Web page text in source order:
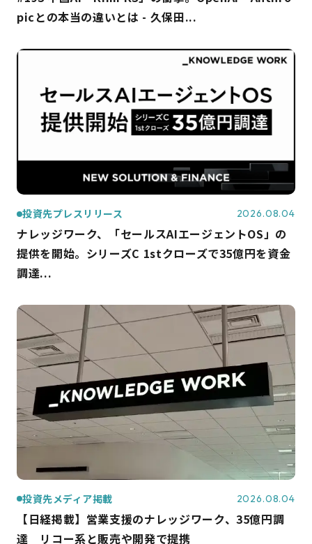
picとの本当の違いとは - 久保田...
投資先プレスリリース 2026.08.04
ナレッジワーク、「セールスAIエージェントOS」の
提供を開始。シリーズC 1stクローズで35億円を資金
調達...
投資先メディア掲載 2026.08.04
【日経掲載】営業支援のナレッジワーク、35億円調
達 リコー系と販売や開発で提携